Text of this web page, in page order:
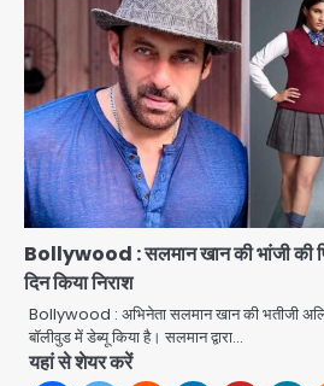
Bollywood : सलमान खान की भांजी की
दिन किया निराश
Bollywood : अभिनेता सलमान खान की भतीजी
बॉलीवुड में डेब्यू किया है। सलमान द्वारा…
यहां से शेयर करें
2
एंटी-बर्गलरी सेल की
माल की खरीद-
भंडाफोड़
Team JHJ
3
अंतरराज्यीय गिरोह
समेत 7 गिरफ्तार
Team JHJ